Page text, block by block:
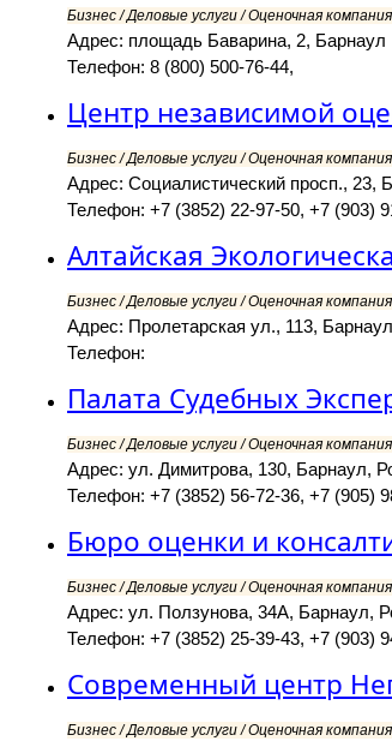
Бизнес / Деловые услуги / Оценочная
Адрес: площадь Баварина, 2, Барнаул
Телефон: 8 (800) 500-76-44,
Центр независимой
Бизнес / Деловые услуги / Оценочная
Адрес: Социалистический просп., 23,
Телефон: +7 (3852) 22-97-50, +7 (903)
Алтайская
Бизнес / Деловые услуги / Оценочная
Адрес: Пролетарская ул., 113, Барнаул
Телефон:
Палата Судебных
Бизнес / Деловые услуги / Оценочная
Адрес: ул. Димитрова, 130, Барнаул,
Телефон: +7 (3852) 56-72-36, +7 (905)
Бюро оценки и
Бизнес / Деловые услуги / Оценочная
Адрес: ул. Ползунова, 34А, Барнаул,
Телефон: +7 (3852) 25-39-43, +7 (903)
Современный центр
Бизнес / Деловые услуги / Оценочная